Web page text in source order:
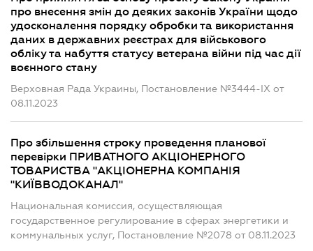
про внесення змін до деяких законів України щодо
удосконалення порядку обробки та використання
даних в державних реєстрах для військового
обліку та набуття статусу ветерана війни під час дії
воєнного стану
Верховная Рада Украины, Постановление №3444-IX от
08.11.2023
Про збільшення строку проведення планової
перевірки ПРИВАТНОГО АКЦІОНЕРНОГО
ТОВАРИСТВА "АКЦІОНЕРНА КОМПАНІЯ
"КИЇВВОДОКАНАЛ"
Национальная комиссия, осуществляющая
государственное регулирование в сферах энергетики и
коммунальных услуг, Постановление №2078 от 08.11.2023